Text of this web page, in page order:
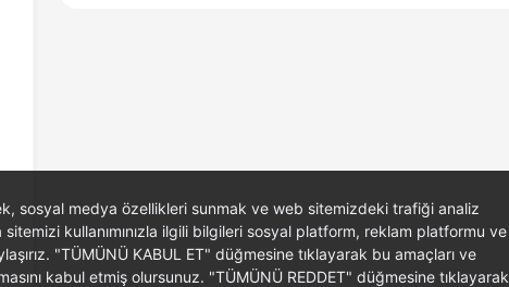
sosyal medya özellikleri sunmak ve web sitemizdeki trafiği analiz
sitemizi kullanımınızla ilgili bilgileri sosyal platform, reklam platformu ve
"TÜMÜNÜ KABUL ET" düğmesine tıklayarak bu amaçları ve
kabul etmiş olursunuz. "TÜMÜNÜ REDDET" düğmesine tıklayarak